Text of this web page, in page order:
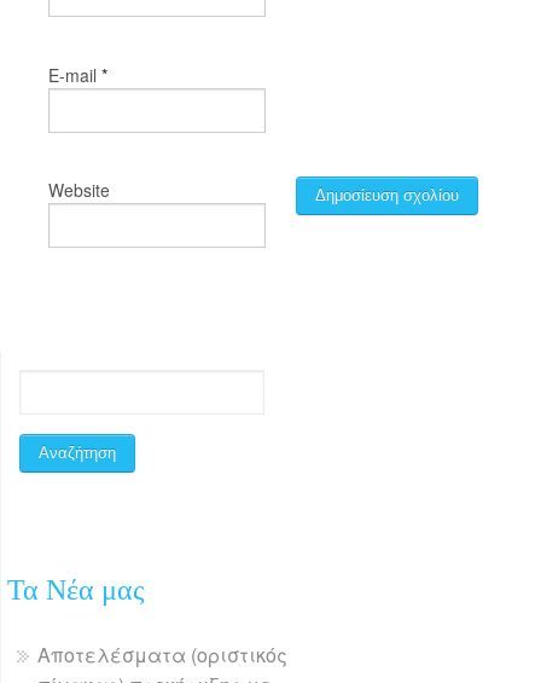
E-mail *
Website
Τα Νέα μας
Αποτελέσματα (οριστικός